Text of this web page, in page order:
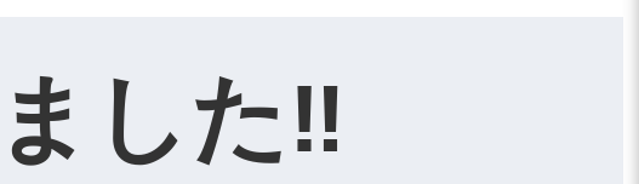
した‼